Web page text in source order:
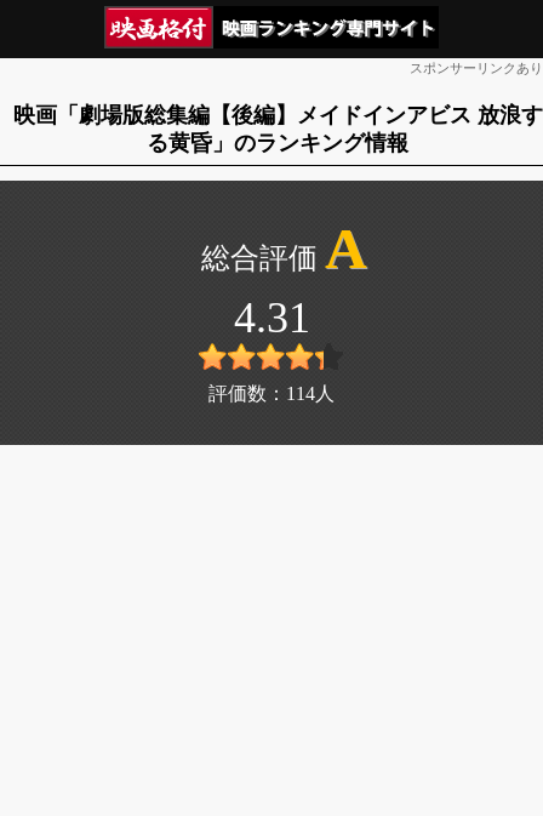
スポンサーリンクあり
映画「劇場版総集編【後編】メイドインアビス 放浪す
る黄昏」のランキング情報
A
4.31
評価数： 114 人